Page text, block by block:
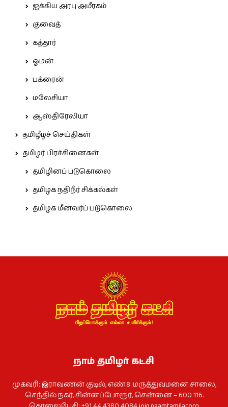
ஐக்கிய அரபு அமீரகம்
குவைத்
கத்தார்
ஓமன்
பக்ரைன்
மலேசியா
ஆஸ்திரேலியா
தமிழீழச் செய்திகள்
தமிழர் பிரச்சினைகள்
தமிழினப் படுகொலை
தமிழக நதிநீர் சிக்கல்கள்
தமிழக மீனவர்ப் படுகொலை
நாம் தமிழர் கட்சி
முகவரி: இராவணன் குடில், எண்.8. மருத்துவமனை சாலை,
செந்தில் நகர், சின்னப்போரூர், சென்னை – 600 116.